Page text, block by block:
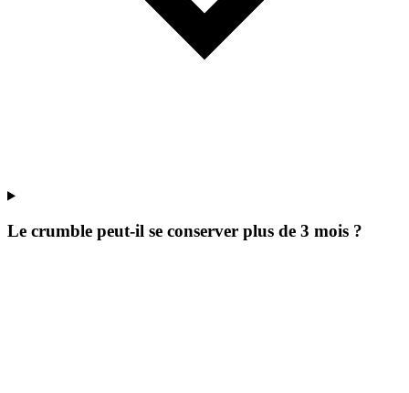
Le crumble peut-il se conserver plus de 3 mois ?